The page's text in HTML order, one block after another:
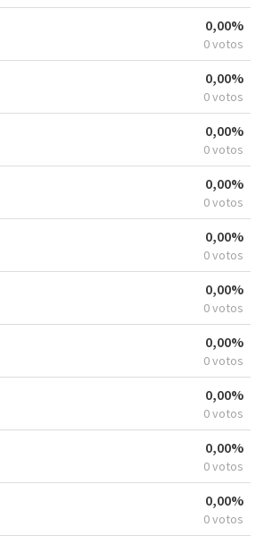
0,00%
0 votos
0,00%
0 votos
0,00%
0 votos
0,00%
0 votos
0,00%
0 votos
0,00%
0 votos
0,00%
0 votos
0,00%
0 votos
0,00%
0 votos
0,00%
0 votos